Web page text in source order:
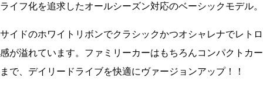
ライフ化を追求したオールシーズン対応のベーシックモデル。
サイドのホワイトリボンでクラシックかつオシャレナでレトロ
感が溢れています。ファミリーカーはもちろんコンパクトカー
まで、デイリードライブを快適にヴァージョンアップ！！